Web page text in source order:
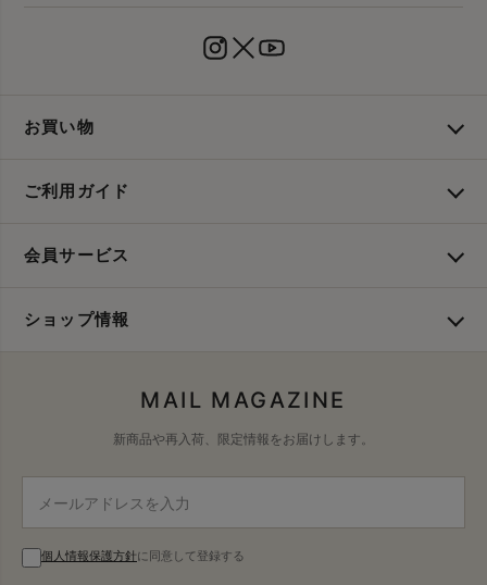
お買い物
ご利用ガイド
会員サービス
ショップ情報
MAIL MAGAZINE
新商品や再入荷、限定情報をお届けします。
個人情報保護方針に同意して登録する